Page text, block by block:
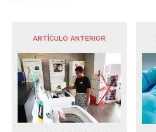
ARTÍCULO ANTERIOR